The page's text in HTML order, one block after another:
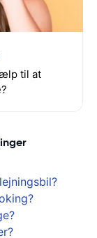
til at